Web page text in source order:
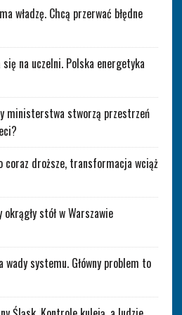
władzę. Chcą przerwać błędne
na uczelni. Polska energetyka
ministerstwa stworzą przestrzeń
coraz droższe, transformacja wciąż
stół w Warszawie
wady systemu. Główny problem to